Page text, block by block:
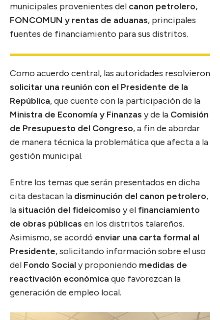
municipales provenientes del canon petrolero,
FONCOMUN y rentas de aduanas, principales
fuentes de financiamiento para sus distritos.
Como acuerdo central, las autoridades resolvieron
solicitar una reunión con el Presidente de la
República, que cuente con la participación de la
Ministra de Economía y Finanzas y de la Comisión
de Presupuesto del Congreso, a fin de abordar
de manera técnica la problemática que afecta a la
gestión municipal.
Entre los temas que serán presentados en dicha
cita destacan la disminución del canon petrolero,
lasituación del fideicomiso y el financiamiento
de obras públicas en los distritos talareños.
Asimismo, se acordó enviar una carta formal al
Presidente, solicitando información sobre el uso
del Fondo Social y proponiendo medidas de
reactivación económica que favorezcan la
generación de empleo local.